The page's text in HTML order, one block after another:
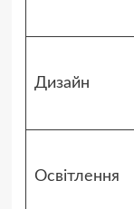
Дизайн
Освітлення